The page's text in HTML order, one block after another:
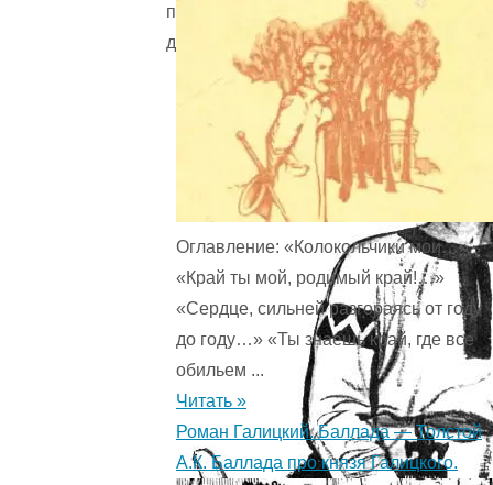
путь
держишь?»
Оглавление: «Колокольчики мои…»
«Край ты мой, родимый край!…»
«Сердце, сильней разгораясь от году
до году…» «Ты знаешь край, где все
обильем ...
Читать »
Роман Галицкий. Баллада — Толстой
А.К. Баллада про князя Галицкого.